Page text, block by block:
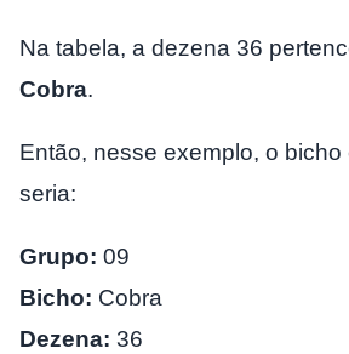
Na tabela, a dezena 36
Cobra.
Então, nesse exemplo, o
seria:
Grupo: 09
Bicho: Cobra
Dezena: 36